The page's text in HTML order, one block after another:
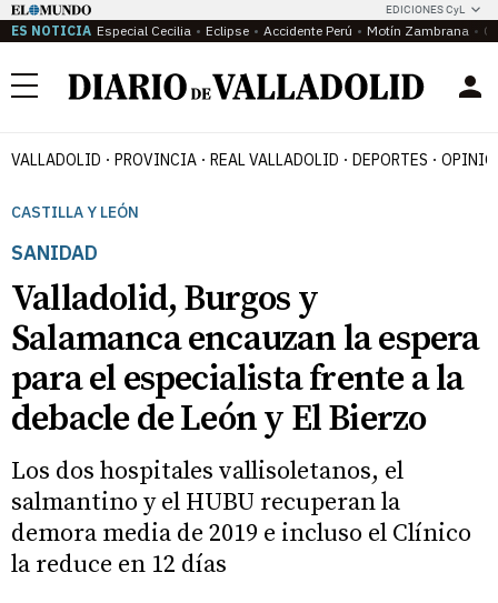
EDICIONES CyL
ES NOTICIA Especial Cecilia Eclipse Accidente Perú Motín Zambrana
Menú
VALLADOLID PROVINCIA REAL VALLADOLID DEPORTES
CASTILLA Y LEÓN
SANIDAD
Valladolid, Burgos y
Salamanca encauzan la espera
para el especialista frente a la
debacle de León y El Bierzo
Los dos hospitales vallisoletanos, el
salmantino y el HUBU recuperan la
demora media de 2019 e incluso el Clínico
la reduce en 12 días